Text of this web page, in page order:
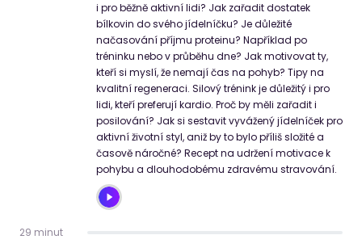
i pro běžně aktivní lidi? Jak zařadit dostatek
bílkovin do svého jídelníčku? Je důležité
načasování příjmu proteinu? Například po
tréninku nebo v průběhu dne? Jak motivovat ty,
kteří si myslí, že nemají čas na pohyb? Tipy na
kvalitní regeneraci. Silový trénink je důležitý i pro
lidi, kteří preferují kardio. Proč by měli zařadit i
posilování? Jak si sestavit vyvážený jídelníček pro
aktivní životní styl, aniž by to bylo příliš složité a
časově náročné? Recept na udržení motivace k
pohybu a dlouhodobému zdravému stravování.
29 minut